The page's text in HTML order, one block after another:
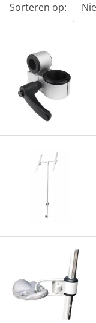
Sorteren op: